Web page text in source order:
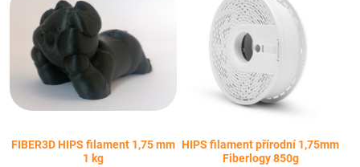
FIBER3D HIPS filament 1,75 mm
1 kg
HIPS filament přírodní 1,75mm
Fiberlogy 850g